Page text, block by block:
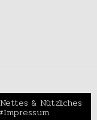
Nettes & Nützliches
Impressum